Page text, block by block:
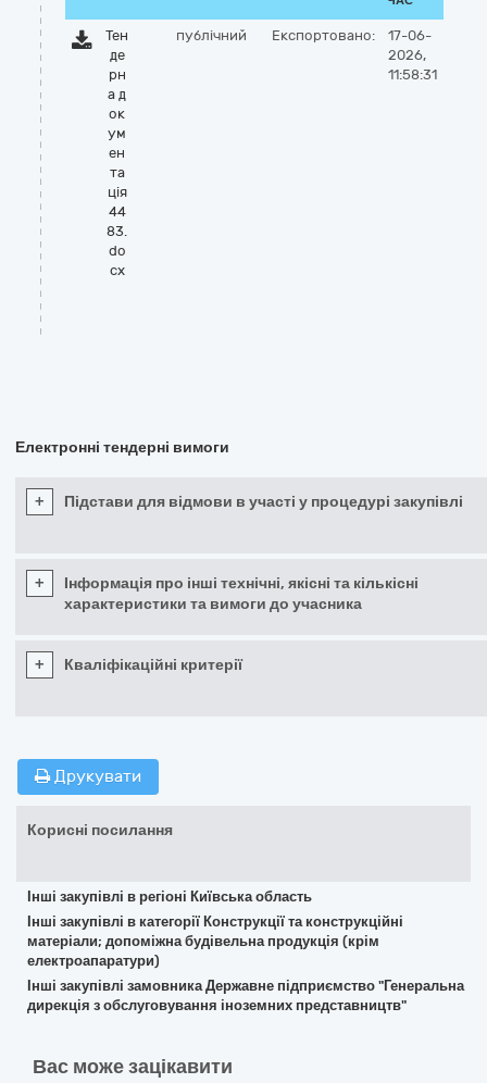
Тен
де
рн
а д
ок
ум
ен
та
ція
44
83.
do
cx
публічний Експортовано:
17-06-
2026,
11:58:31
Електронні тендерні вимоги
+ Підстави для відмови в участі у процедурі закупівлі
+
Інформація про інші технічні, якісні та кількісні
характеристики та вимоги до учасника
+ Кваліфікаційні критерії
Друкувати
Корисні посилання
Інші закупівлі в регіоні Київська область
Інші закупівлі в категорії Конструкції та конструкційні
матеріали; допоміжна будівельна продукція (крім
електроапаратури)
Інші закупівлі замовника Державне підприємство "Генеральна
дирекція з обслуговування іноземних представництв"
Вас може зацікавити